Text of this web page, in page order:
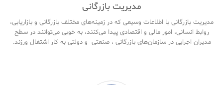
مدیریت بازرگانی
مدیریت بازرگانی با اطلاعات وسیعی که در زمینه‌های مختلف بازرگانی و بازاریابی،
روابط انسانی، امور مالی و اقتصادی پیدا می‌کنند، به خوبی می‌توانند در سطح
مدیران اجرایی در سازمان‌های بازرگانی ، صنعتی و دولتی به کار اشتغال ورزند.